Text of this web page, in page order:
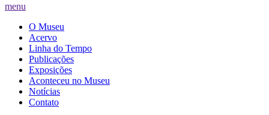
menu
O Museu
Acervo
Linha do Tempo
Publicações
Exposições
Aconteceu no Museu
Notícias
Contato